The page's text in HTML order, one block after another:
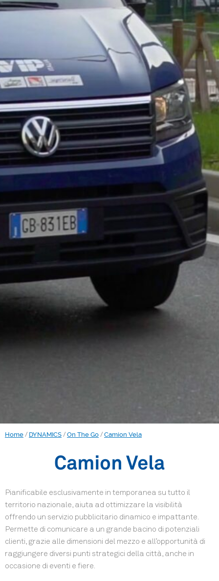
Home / DYNAMICS / On The Go / Camion Vela
Camion Vela
Pianificabile esclusivamente in temporanea su tutto il
territorio nazionale, aiuta ad ottimizzare la visibilità
offrendo un servizio pubblicitario dinamico e impattante.
Permette di comunicare a un grande bacino di potenziali
clienti, grazie alle dimensioni del mezzo e all’opportunità di
raggiungere diversi punti strategici della città, anche in
occasione di eventi e fiere.